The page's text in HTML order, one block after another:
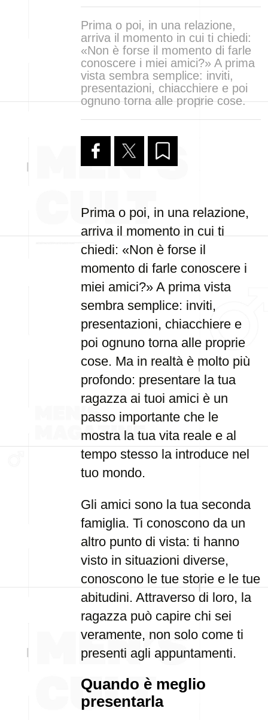
Prima o poi, in una relazione,
arriva il momento in cui ti chiedi:
«Non è forse il momento di farle
conoscere i miei amici?» A prima
vista sembra semplice: inviti,
presentazioni, chiacchiere e poi
ognuno torna alle proprie cose.
Prima o poi, in una relazione,
arriva il momento in cui ti
chiedi: «Non è forse il
momento di farle conoscere i
miei amici?» A prima vista
sembra semplice: inviti,
presentazioni, chiacchiere e
poi ognuno torna alle proprie
cose. Ma in realtà è molto più
profondo: presentare la tua
ragazza ai tuoi amici è un
passo importante che le
mostra la tua vita reale e al
tempo stesso la introduce nel
tuo mondo.
Gli amici sono la tua seconda
famiglia. Ti conoscono da un
altro punto di vista: ti hanno
visto in situazioni diverse,
conoscono le tue storie e le tue
abitudini. Attraverso di loro, la
ragazza può capire chi sei
veramente, non solo come ti
presenti agli appuntamenti.
Quando è meglio
presentarla